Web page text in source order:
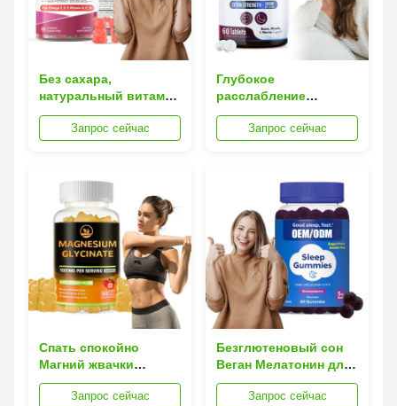
Без сахара,
натуральный витамин
для сна, содержит L-
теанинЗапрос сейчас
Глубокое
расслабление
Спокойный сон
Магний глицинат
Запрос сейчас
Спать спокойно
Магний жвачки
Успокоить стресс с
ягод вкус веган
Запрос сейчас
Безглютеновый сон
Веган Мелатонин для
длительного сна
Запрос сейчас